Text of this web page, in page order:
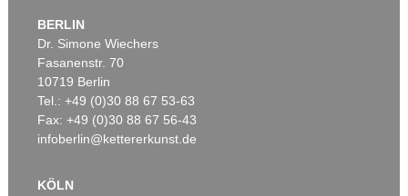
BERLIN
Dr. Simone Wiechers
Fasanenstr. 70
10719 Berlin
Tel.: +49 (0)30 88 67 53-63
Fax: +49 (0)30 88 67 56-43
infoberlin@kettererkunst.de
KÖLN